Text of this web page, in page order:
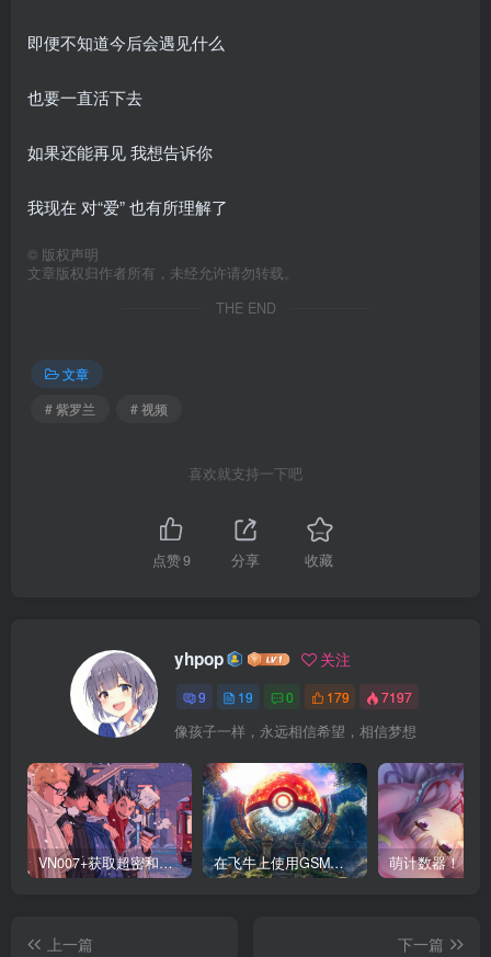
即便不知道今后会遇见什么
也要一直活下去
如果还能再见 我想告诉你
我现在 对“爱” 也有所理解了
© 版权声明
文章版权归作者所有，未经允许请勿转载。
THE END
文章
# 紫罗兰
# 视频
喜欢就支持一下吧
点赞9 分享 收藏
yhpop 关注
9 19 0 179 7197
像孩子一样，永远相信希望，相信梦想
VN007+获取超密和修改IMEI 在飞牛上使用GSM面板搭建steam游戏与我的世界服务器 萌计数器！
上一篇
下一篇